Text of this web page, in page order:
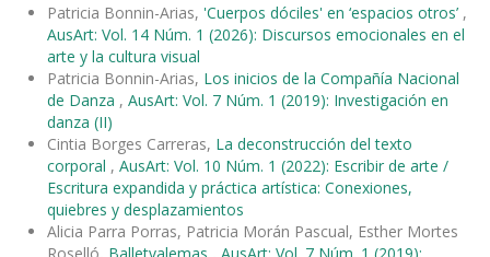
Patricia Bonnin-Arias, 'Cuerpos dóciles' en ‘espacios otros’ ,
AusArt: Vol. 14 Núm. 1 (2026): Discursos emocionales en el
arte y la cultura visual
Patricia Bonnin-Arias, Los inicios de la Compañía Nacional
de Danza , AusArt: Vol. 7 Núm. 1 (2019): Investigación en
danza (II)
Cintia Borges Carreras, La deconstrucción del texto
corporal , AusArt: Vol. 10 Núm. 1 (2022): Escribir de arte /
Escritura expandida y práctica artística: Conexiones,
quiebres y desplazamientos
Alicia Parra Porras, Patricia Morán Pascual, Esther Mortes